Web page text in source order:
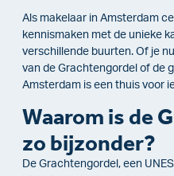
Als makelaar in Amsterdam
kennismaken met de unieke
verschillende buurten. Of je
van de Grachtengordel of de
Amsterdam is een thuis voor
Waarom is de
zo bijzonder?
De Grachtengordel, een